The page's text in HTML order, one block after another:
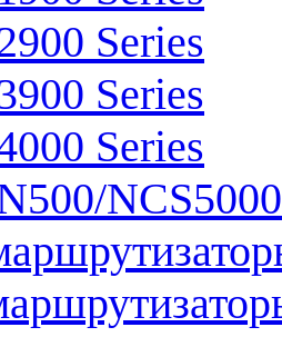
Series
Series
Series